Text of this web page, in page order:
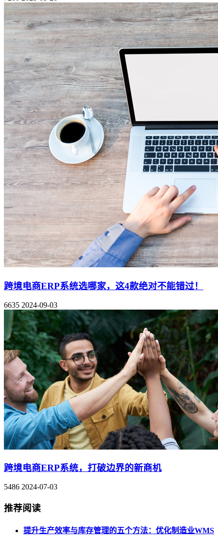
跨境电商ERP系统选哪家，这4款绝对不能错过！
6635 2024-09-03
跨境电商ERP系统，打破边界的新商机
5486 2024-07-03
推荐阅读
提升生产效率与库存管理的五个方法：优化制造业WMS